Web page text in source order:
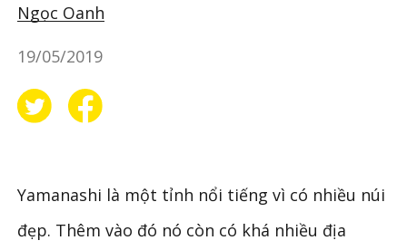
Ngọc Oanh
19/05/2019
Yamanashi là một tỉnh nổi tiếng vì có nhiều núi
đẹp. Thêm vào đó nó còn có khá nhiều địa